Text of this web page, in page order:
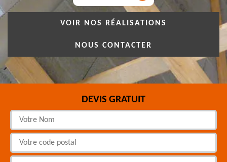
VOIR NOS RÉALISATIONS
NOUS CONTACTER
DEVIS GRATUIT